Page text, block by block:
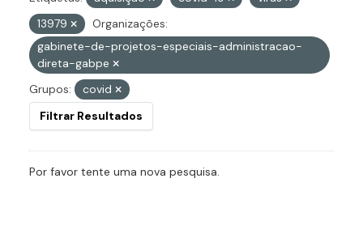
13979
Organizações:
gabinete-de-projetos-especiais-administracao-
direta-gabpe
Grupos:
covid
Filtrar Resultados
Por favor tente uma nova pesquisa.